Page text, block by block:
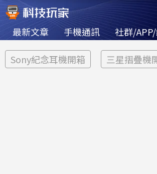
最新文章 手機通訊 社群/
Sony紀念耳機開箱 三星摺疊機